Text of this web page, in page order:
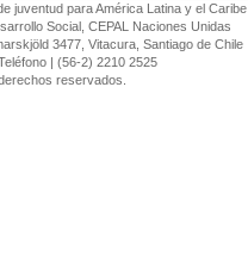
juventud para América Latina y el Caribe
Social, CEPAL Naciones Unidas
3477, Vitacura, Santiago de Chile
| (56-2) 2210 2525
reservados.